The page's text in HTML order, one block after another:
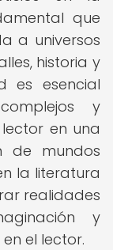
que
a universos
historia y
es esencial
y
en una
de mundos
la literatura
realidades
y
el lector.